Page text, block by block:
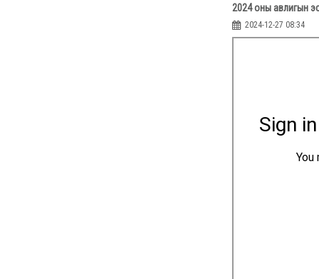
2024 оны авлигын
2024-12-27 08:34